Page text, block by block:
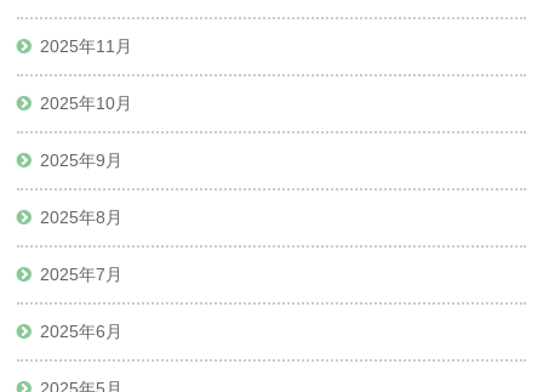
2025年11月
2025年10月
2025年9月
2025年8月
2025年7月
2025年6月